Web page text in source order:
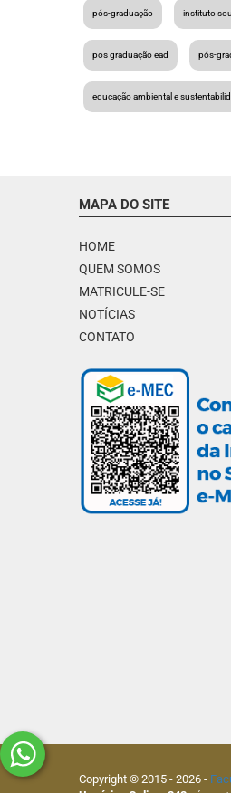
pós-graduação instituto
pos graduação ead pós-
educação ambiental e
MAPA DO SITE
HOME
QUEM SOMOS
MATRICULE-SE
NOTÍCIAS
CONTATO
Copyright © 2015 - 2026 -